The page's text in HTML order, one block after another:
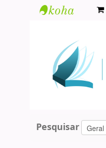
Agamenon
Magalhães
Pesquisar